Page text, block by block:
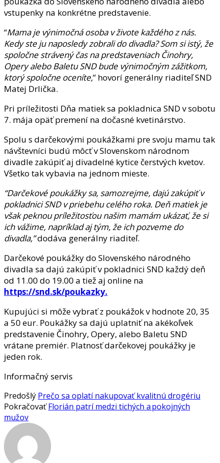
vstupenky na konkrétne predstavenie.
“Mama je výnimočná osoba v živote každého z nás.
Kedy ste ju naposledy zobrali do divadla? Som si istý, že
spoločne strávený čas na predstaveniach Činohry,
Opery alebo Baletu SND bude výnimočným zážitkom,
ktorý spoločne oceníte,” hovorí generálny riaditeľ SND
Matej Drlička.
Pri príležitosti Dňa matiek sa pokladnica SND v sobotu
7. mája opäť premení na dočasné kvetinárstvo.
Spolu s darčekovými poukážkami pre svoju mamu tak
návštevníci budú môcť v Slovenskom národnom
divadle zakúpiť aj divadelné kytice čerstvých kvetov.
Všetko tak vybavia na jednom mieste.
“Darčekové poukážky sa, samozrejme, dajú zakúpiť v
pokladnici SND v priebehu celého roka. Deň matiek je
však peknou príležitosťou našim mamám ukázať, že si
ich vážime, napríklad aj tým, že ich pozveme do
divadla,”dodáva generálny riaditeľ.
Darčekové poukážky do Slovenského národného
divadla sa dajú zakúpiť v pokladnici SND každý deň
od 11.00 do 19.00 a tiež aj online na
https://snd.sk/poukazky.
Kupujúci si môže vybrať z poukážok v hodnote 20, 35
a 50 eur. Poukážky sa dajú uplatniť na akékoľvek
predstavenie Činohry, Opery, alebo Baletu SND
vrátane premiér. Platnosť darčekovej poukážky je
jeden rok.
Informačný servis
Predošlý Prečo sa oplatí nakupovať kvalitnú drogériu
Pokračovať Florián patrí medzi tichých a pokojných
mužov